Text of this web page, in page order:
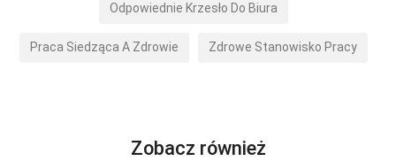
Odpowiednie Krzesło Do Biura
Praca Siedząca A Zdrowie Zdrowe Stanowisko Pracy
Zobacz również